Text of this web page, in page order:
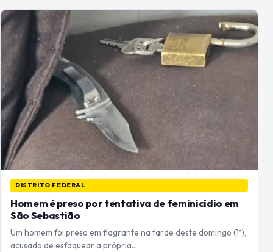
DISTRITO FEDERAL
Homem é preso por tentativa de feminicídio em
São Sebastião
Um homem foi preso em flagrante na tarde deste domingo (1º),
acusado de esfaquear a própria…